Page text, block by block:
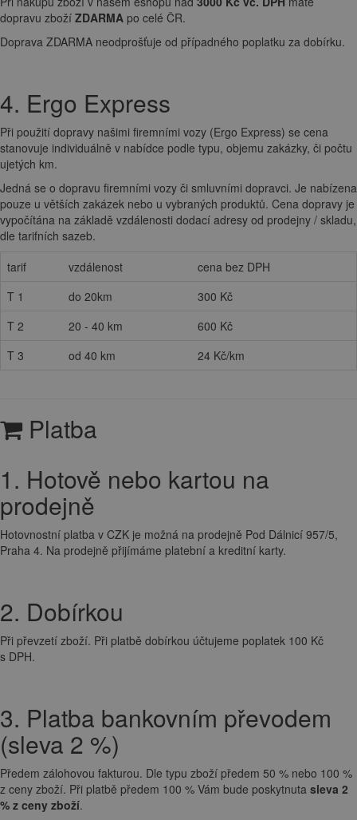
dopravu zboží ZDARMA po celé ČR.
Doprava ZDARMA neodprošťuje od případného poplatku za dobírku.
4. Ergo Express
Při použití dopravy našimi firemními vozy (Ergo Express) se cena
stanovuje individuálně v nabídce podle typu, objemu zakázky, či počtu
ujetých km.
Jedná se o dopravu firemními vozy či smluvními dopravci. Je nabízena
pouze u větších zakázek nebo u vybraných produktů. Cena dopravy je
vypočítána na základě vzdálenosti dodací adresy od prodejny / skladu,
dle tarifních sazeb.
tarif
vzdálenost
cena bez DPH
T 1
do 20km
300 Kč
T 2
20 - 40 km
600 Kč
T 3
od 40 km 24 Kč/km
Platba
1. Hotově nebo kartou na
prodejně
Hotovnostní platba v CZK je možná na prodejně Pod Dálnicí 957/5,
Praha 4. Na prodejně přijímáme platební a kreditní karty.
2. Dobírkou
Při převzetí zboží. Při platbě dobírkou účtujeme poplatek 100 Kč
s DPH.
3. Platba bankovním převodem
(sleva 2 %)
Předem zálohovou fakturou. Dle typu zboží předem 50 % nebo 100 %
z ceny zboží. Při platbě předem 100 % Vám bude poskytnuta sleva 2
% z ceny zboží.